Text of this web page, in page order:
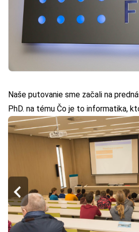
Naše putovanie sme začali na
PhD. na tému Čo je to informatika,